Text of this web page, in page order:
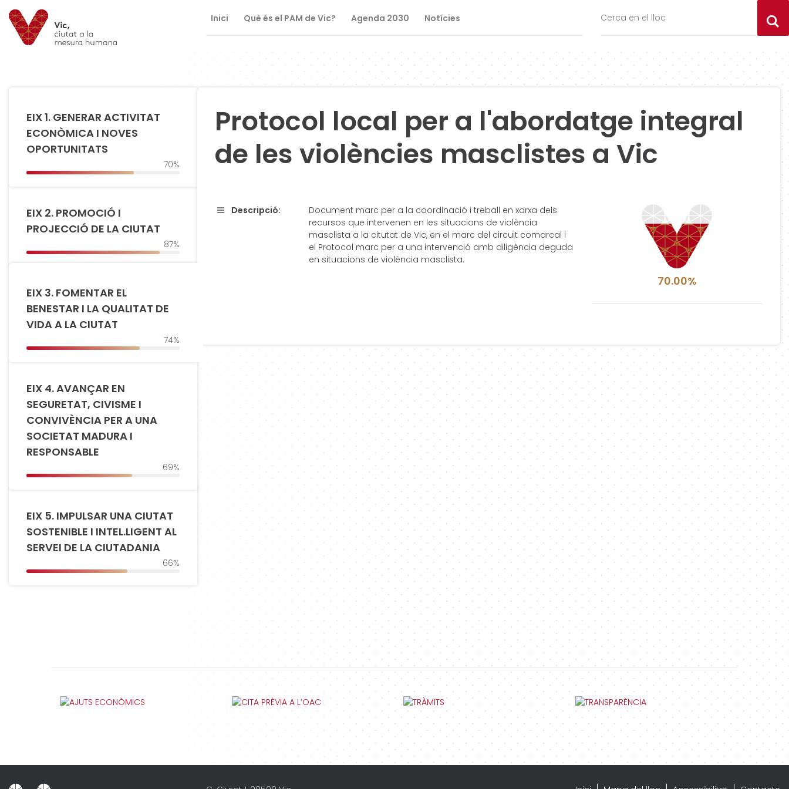
Saltar al contingut
Saltar a la navegació
Informació de contacte Inici Què és el PAM de Vic? Agenda 2030 Notícies
Protocol local per a l'abordatge integral
de les violències masclistes a Vic
Descripció:
Document marc per a la coordinació i treball en xarxa dels
recursos que intervenen en les situacions de violència
masclista a la citutat de Vic, en el marc del circuit comarcal i
el Protocol marc per a una intervenció amb diligència deguda
en situacions de violència masclista.
70.00%
EIX 1. GENERAR ACTIVITAT
ECONÒMICA I NOVES
OPORTUNITATS
70%
EIX 2. PROMOCIÓ I
PROJECCIÓ DE LA CIUTAT
87%
EIX 3. FOMENTAR EL
BENESTAR I LA QUALITAT DE
VIDA A LA CIUTAT
74%
EIX 4. AVANÇAR EN
SEGURETAT, CIVISME I
CONVIVÈNCIA PER A UNA
SOCIETAT MADURA I
RESPONSABLE
69%
EIX 5. IMPULSAR UNA CIUTAT
SOSTENIBLE I INTEL.LIGENT AL
SERVEI DE LA CIUTADANIA
66%